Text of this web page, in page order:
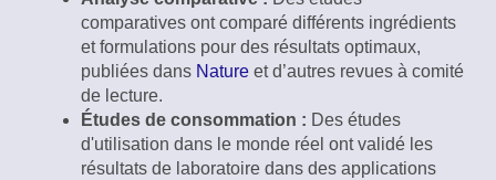
comparatives ont comparé différents ingrédients
et formulations pour des résultats optimaux,
publiées dans Nature et d’autres revues à comité
de lecture.
Études de consommation : Des études
d'utilisation dans le monde réel ont validé les
résultats de laboratoire dans des applications